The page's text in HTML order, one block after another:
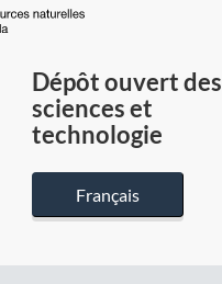
du
Canada
Dépôt ouvert des
sciences et
technologie
Français